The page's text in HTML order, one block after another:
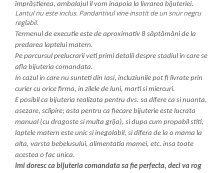
împrăștierea, ambalajul il vom inapoia la livrarea bijuteriei.
Lantul nu este inclus. Pandantivul vine insotit de un snur negru
reglabil.
Termenul de executie este de aproximativ 8 săptămâni de la
predarea laptelui matern.
Pe parcursul prelucrarii veti primi detalii despre stadiul in care se
afla bijuteria comandata.
In cazul in care nu sunteti din Iasi, incluziunile pot fi livrate prin
curier cu orice firma, in zilele de luni, marti si miercuri.
E posibil ca bijuteria realizata pentru dvs. sa difere ca si nuanta,
asezare, sclipire; asta pentru ca fiecare bijuterie este lucrata
manual (cu dragoste si multa grija), si dupa cum propabil stiti,
laptele matern este unic si inegalabil, si difera de la o mama la
alta, varsta bebelusului, alimentatia mamei, etc. insa toate
acestea o fac unica.
Imi doresc ca bijuteria comandata sa fie perfecta, deci va rog